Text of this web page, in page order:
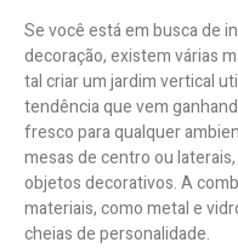
Se você está em busca de
decoração, existem várias
tal criar um jardim vertical
tendência que vem
fresco para qualquer
mesas de centro ou
objetos decorativos. A
materiais, como metal e
cheias de personalidade.